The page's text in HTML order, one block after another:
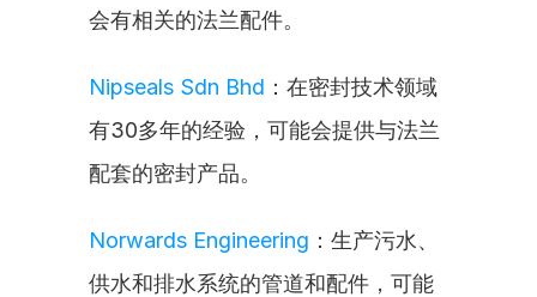
会有相关的法兰配件。
Nipseals Sdn Bhd ：在密封技术领域
有30多年的经验，可能会提供与法兰
配套的密封产品。
Norwards Engineering ：生产污水、
供水和排水系统的管道和配件，可能